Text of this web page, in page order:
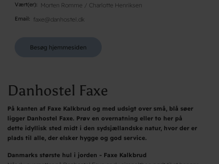
Vært(er) Morten Romme / Charlotte Henriksen
Email faxe@danhostel.dk
Besøg hjemmesiden
Danhostel Faxe
På kanten af Faxe Kalkbrud og med udsigt over små, blå søer
ligger Danhostel Faxe. Prøv en overnatning eller to her på
dette idyllisk sted midt i den sydsjællandske natur, hvor der er
plads til alle, der elsker hygge og god service.
Danmarks største hul i jorden - Faxe Kalkbrud